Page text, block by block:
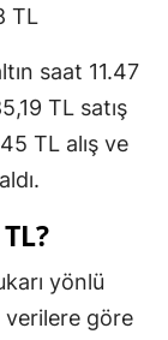
TL
saat 11.47
TL satış
TL alış ve
yönlü
verilere göre